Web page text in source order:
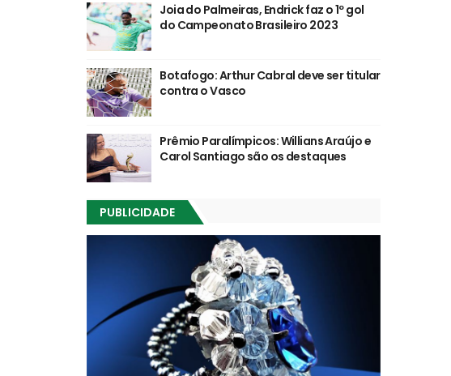
Joia do Palmeiras, Endrick faz o 1º gol
do Campeonato Brasileiro 2023
Botafogo: Arthur Cabral deve ser titular
contra o Vasco
Prêmio Paralímpicos: Willians Araújo e
Carol Santiago são os destaques
PUBLICIDADE